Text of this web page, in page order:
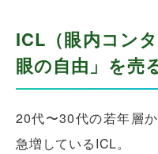
ICL（眼内コン
眼の自由」を売
20代〜30代の若年層
急増しているICL。